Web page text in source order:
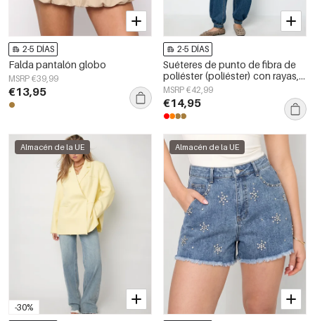
2-5 DÍAS
Falda pantalón globo
MSRP €39,99
€13,95
2-5 DÍAS
Suéteres de punto de fibra de
poliéster (poliéster) con rayas,
ropa casual de otoño/invierno
MSRP €42,99
€14,95
-30%
Almacén de la UE Almacén de la UE